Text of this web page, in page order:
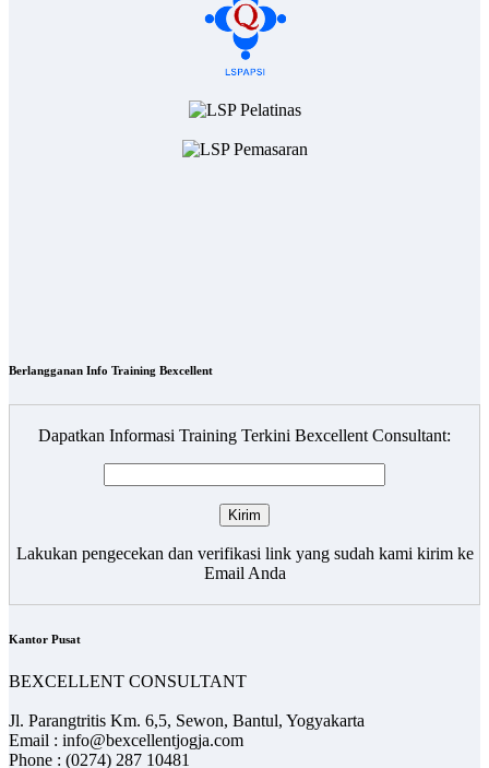
Berlangganan Info Training Bexcellent
Dapatkan Informasi Training Terkini Bexcellent Consultant:
Lakukan pengecekan dan verifikasi link yang sudah kami kirim ke
Email Anda
Kantor Pusat
BEXCELLENT CONSULTANT
Jl. Parangtritis Km. 6,5, Sewon, Bantul, Yogyakarta
Email : info@bexcellentjogja.com
Phone : (0274) 287 10481